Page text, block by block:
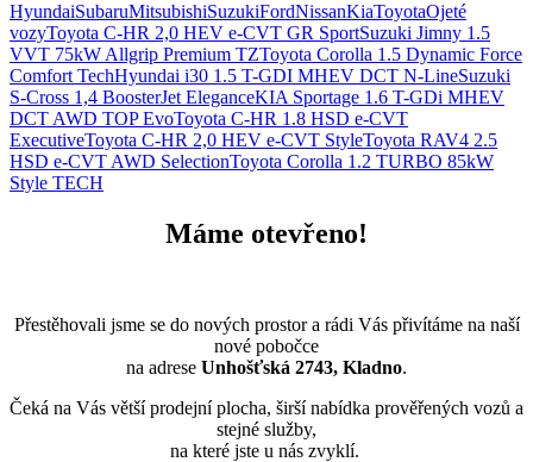
HyundaiSubaruMitsubishiSuzukiFordNissanKiaToyotaOjeté
vozyToyota C-HR 2,0 HEV e-CVT GR SportSuzuki Jimny 1.5
VVT 75kW Allgrip Premium TZToyota Corolla 1.5 Dynamic Force
Comfort TechHyundai i30 1.5 T-GDI MHEV DCT N-LineSuzuki
S-Cross 1,4 BoosterJet EleganceKIA Sportage 1.6 T-GDi MHEV
DCT AWD TOP EvoToyota C-HR 1.8 HSD e-CVT
ExecutiveToyota C-HR 2,0 HEV e-CVT StyleToyota RAV4 2.5
HSD e-CVT AWD SelectionToyota Corolla 1.2 TURBO 85kW
Style TECH
Máme otevřeno!
Přestěhovali jsme se do nových prostor a rádi Vás přivítáme na naší
nové pobočce
na adrese Unhošťská 2743, Kladno.
Čeká na Vás větší prodejní plocha, širší nabídka prověřených vozů a
stejné služby,
na které jste u nás zvyklí.